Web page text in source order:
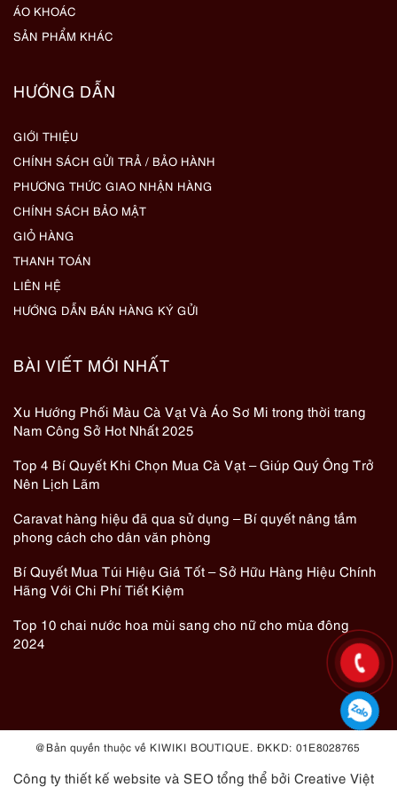
ÁO KHOÁC
SẢN PHẨM KHÁC
HƯỚNG DẪN
GIỚI THIỆU
CHÍNH SÁCH GỬI TRẢ / BẢO HÀNH
PHƯƠNG THỨC GIAO NHẬN HÀNG
CHÍNH SÁCH BẢO MẬT
GIỎ HÀNG
THANH TOÁN
LIÊN HỆ
HƯỚNG DẪN BÁN HÀNG KÝ GỬI
BÀI VIẾT MỚI NHẤT
Xu Hướng Phối Màu Cà Vạt Và Áo Sơ Mi trong thời trang
Nam Công Sở Hot Nhất 2025
Top 4 Bí Quyết Khi Chọn Mua Cà Vạt – Giúp Quý Ông Trở
Nên Lịch Lãm
Caravat hàng hiệu đã qua sử dụng – Bí quyết nâng tầm
phong cách cho dân văn phòng
Bí Quyết Mua Túi Hiệu Giá Tốt – Sở Hữu Hàng Hiệu Chính
Hãng Với Chi Phí Tiết Kiệm
Top 10 chai nước hoa mùi sang cho nữ cho mùa đông
2024
@ Bản quyền thuộc về KIWIKI BOUTIQUE. ĐKKD: 01E8028765
Công ty thiết kế website và SEO tổng thể bởi Creative Việt